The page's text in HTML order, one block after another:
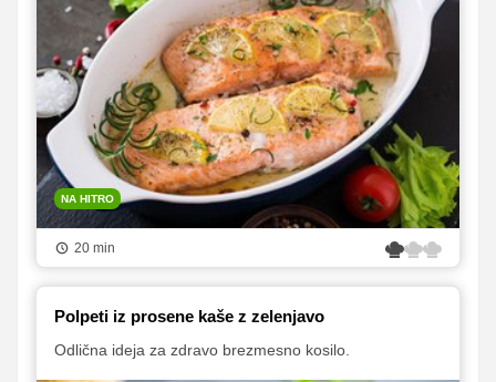
NA HITRO
20 min
Polpeti iz prosene kaše z zelenjavo
Odlična ideja za zdravo brezmesno kosilo.